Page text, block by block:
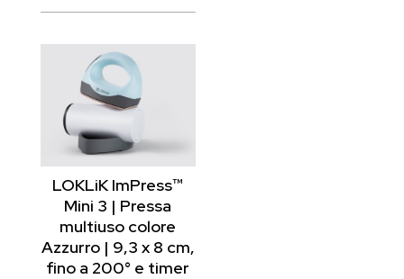
LOKLiK ImPress™
Mini 3 | Pressa
multiuso colore
Azzurro | 9,3 x 8 cm,
fino a 200° e timer